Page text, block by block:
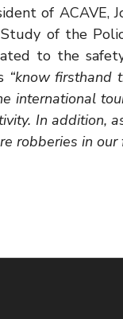
of
of the
to the
“know firsthand
international
In addition,
robberies in